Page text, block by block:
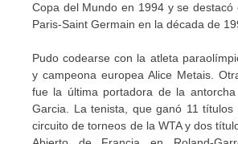
Copa del Mundo en 1994 y se destacó
Paris-Saint Germain en la década de
Pudo codearse con la atleta
y campeona europea Alice Metais.
fue la última portadora de la
Garcia. La tenista, que ganó 11 títulos
circuito de torneos de la WTA y dos